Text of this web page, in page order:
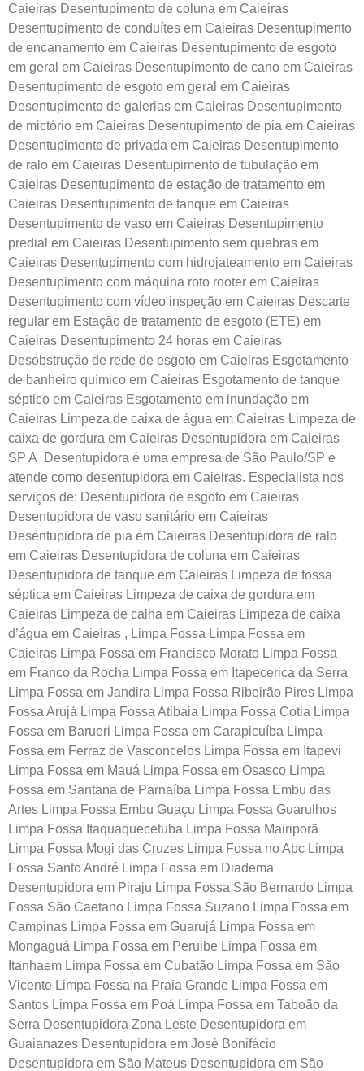
Caieiras Desentupimento de coluna em Caieiras
Desentupimento de conduítes em Caieiras Desentupimento
de encanamento em Caieiras Desentupimento de esgoto
em geral em Caieiras Desentupimento de cano em Caieiras
Desentupimento de esgoto em geral em Caieiras
Desentupimento de galerias em Caieiras Desentupimento
de mictório em Caieiras Desentupimento de pia em Caieiras
Desentupimento de privada em Caieiras Desentupimento
de ralo em Caieiras Desentupimento de tubulação em
Caieiras Desentupimento de estação de tratamento em
Caieiras Desentupimento de tanque em Caieiras
Desentupimento de vaso em Caieiras Desentupimento
predial em Caieiras Desentupimento sem quebras em
Caieiras Desentupimento com hidrojateamento em Caieiras
Desentupimento com máquina roto rooter em Caieiras
Desentupimento com vídeo inspeção em Caieiras Descarte
regular em Estação de tratamento de esgoto (ETE) em
Caieiras Desentupimento 24 horas em Caieiras
Desobstrução de rede de esgoto em Caieiras Esgotamento
de banheiro químico em Caieiras Esgotamento de tanque
séptico em Caieiras Esgotamento em inundação em
Caieiras Limpeza de caixa de água em Caieiras Limpeza de
caixa de gordura em Caieiras Desentupidora em Caieiras
SP A Desentupidora é uma empresa de São Paulo/SP e
atende como desentupidora em Caieiras. Especialista nos
serviços de: Desentupidora de esgoto em Caieiras
Desentupidora de vaso sanitário em Caieiras
Desentupidora de pia em Caieiras Desentupidora de ralo
em Caieiras Desentupidora de coluna em Caieiras
Desentupidora de tanque em Caieiras Limpeza de fossa
séptica em Caieiras Limpeza de caixa de gordura em
Caieiras Limpeza de calha em Caieiras Limpeza de caixa
d’água em Caieiras , Limpa Fossa Limpa Fossa em
Caieiras Limpa Fossa em Francisco Morato Limpa Fossa
em Franco da Rocha Limpa Fossa em Itapecerica da Serra
Limpa Fossa em Jandira Limpa Fossa Ribeirão Pires Limpa
Fossa Arujá Limpa Fossa Atibaia Limpa Fossa Cotia Limpa
Fossa em Barueri Limpa Fossa em Carapicuíba Limpa
Fossa em Ferraz de Vasconcelos Limpa Fossa em Itapevi
Limpa Fossa em Mauá Limpa Fossa em Osasco Limpa
Fossa em Santana de Parnaíba Limpa Fossa Embu das
Artes Limpa Fossa Embu Guaçu Limpa Fossa Guarulhos
Limpa Fossa Itaquaquecetuba Limpa Fossa Mairiporã
Limpa Fossa Mogi das Cruzes Limpa Fossa no Abc Limpa
Fossa Santo André Limpa Fossa em Diadema
Desentupidora em Piraju Limpa Fossa São Bernardo Limpa
Fossa São Caetano Limpa Fossa Suzano Limpa Fossa em
Campinas Limpa Fossa em Guarujá Limpa Fossa em
Mongaguá Limpa Fossa em Peruibe Limpa Fossa em
Itanhaem Limpa Fossa em Cubatão Limpa Fossa em São
Vicente Limpa Fossa na Praia Grande Limpa Fossa em
Santos Limpa Fossa em Poá Limpa Fossa em Taboão da
Serra Desentupidora Zona Leste Desentupidora em
Guaianazes Desentupidora em José Bonifácio
Desentupidora em São Mateus Desentupidora em São